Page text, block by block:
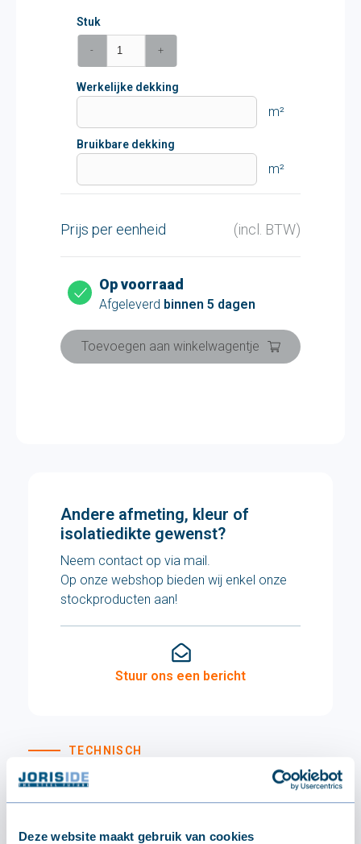
Deze website maakt gebruik van cookies
Stuk
- +
Bruikbare dekking
m²
Werkelijke dekking
m²
Prijs per eenheid (incl. BTW)
Op voorraad
Afgeleverd binnen 5 dagen
Toevoegen aan winkelwagentje
Andere afmeting, kleur of
isolatiedikte gewenst?
Neem contact op via mail.
Op onze webshop bieden wij enkel onze
stockproducten aan!
Stuur ons een bericht
Specificaties
TECHNISCH